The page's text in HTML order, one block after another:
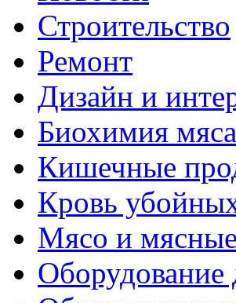
Строительство
Ремонт
Дизайн и
Биохимия мяса
Кишечные
Кровь
Мясо и
Оборудование